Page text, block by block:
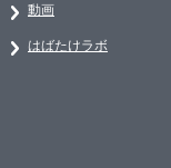
動画
はばたけラボ